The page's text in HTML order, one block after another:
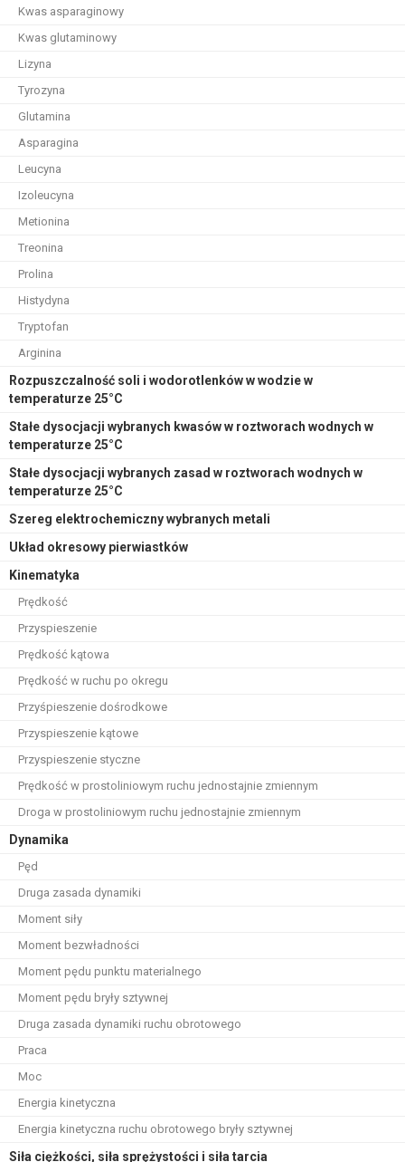
Kwas asparaginowy
Kwas glutaminowy
Lizyna
Tyrozyna
Glutamina
Asparagina
Leucyna
Izoleucyna
Metionina
Treonina
Prolina
Histydyna
Tryptofan
Arginina
Rozpuszczalność soli i wodorotlenków w wodzie w
temperaturze 25°C
Stałe dysocjacji wybranych kwasów w roztworach wodnych w
temperaturze 25°C
Stałe dysocjacji wybranych zasad w roztworach wodnych w
temperaturze 25°C
Szereg elektrochemiczny wybranych metali
Układ okresowy pierwiastków
Kinematyka
Prędkość
Przyspieszenie
Prędkość kątowa
Prędkość w ruchu po okregu
Przyśpieszenie dośrodkowe
Przyspieszenie kątowe
Przyspieszenie styczne
Prędkość w prostoliniowym ruchu jednostajnie zmiennym
Droga w prostoliniowym ruchu jednostajnie zmiennym
Dynamika
Pęd
Druga zasada dynamiki
Moment siły
Moment bezwładności
Moment pędu punktu materialnego
Moment pędu bryły sztywnej
Druga zasada dynamiki ruchu obrotowego
Praca
Moc
Energia kinetyczna
Energia kinetyczna ruchu obrotowego bryły sztywnej
Siła ciężkości, siła sprężystości i siła tarcia